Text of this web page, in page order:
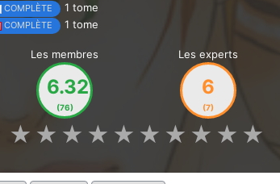
COMPLÈTE 1 tome
COMPLÈTE 1 tome
Les membres
6.32
(76)
Les experts
6
(7)
★
★
★
★
★
★
★
★
★
★